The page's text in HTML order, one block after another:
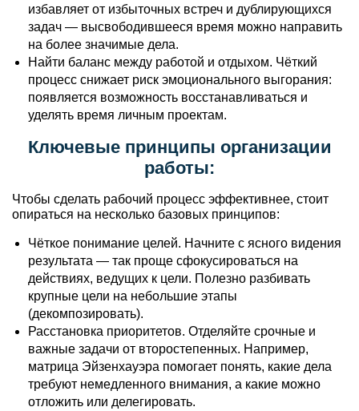
избавляет от избыточных встреч и дублирующихся
задач — высвободившееся время можно направить
на более значимые дела.
Найти баланс между работой и отдыхом. Чёткий
процесс снижает риск эмоционального выгорания:
появляется возможность восстанавливаться и
уделять время личным проектам.
Ключевые принципы организации
работы:
Чтобы сделать рабочий процесс эффективнее, стоит
опираться на несколько базовых принципов:
Чёткое понимание целей. Начните с ясного видения
результата — так проще сфокусироваться на
действиях, ведущих к цели. Полезно разбивать
крупные цели на небольшие этапы
(декомпозировать).
Расстановка приоритетов. Отделяйте срочные и
важные задачи от второстепенных. Например,
матрица Эйзенхауэра помогает понять, какие дела
требуют немедленного внимания, а какие можно
отложить или делегировать.